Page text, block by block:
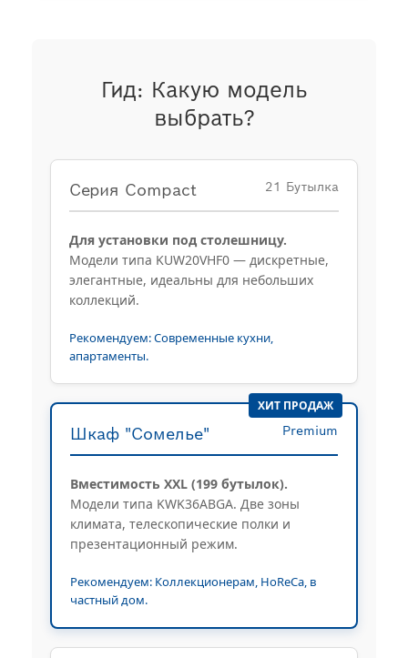
Гид: Какую модель
выбрать?
Серия Compact 21 Бутылка
Для установки под столешницу.
Модели типа KUW20VHF0 — дискретные,
элегантные, идеальны для небольших
коллекций.
Рекомендуем: Современные кухни,
апартаменты.
ХИТ ПРОДАЖ
Шкаф "Сомелье" Premium
Вместимость XXL (199 бутылок).
Модели типа KWK36ABGA. Две зоны
климата, телескопические полки и
презентационный режим.
Рекомендуем: Коллекционерам, HoReCa, в
частный дом.